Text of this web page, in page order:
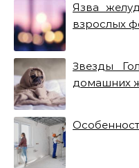
Язва
взрослых
Звезды
домашних